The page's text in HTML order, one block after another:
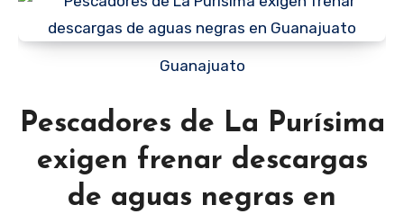
Guanajuato
Pescadores de La Purísima
exigen frenar descargas
de aguas negras en